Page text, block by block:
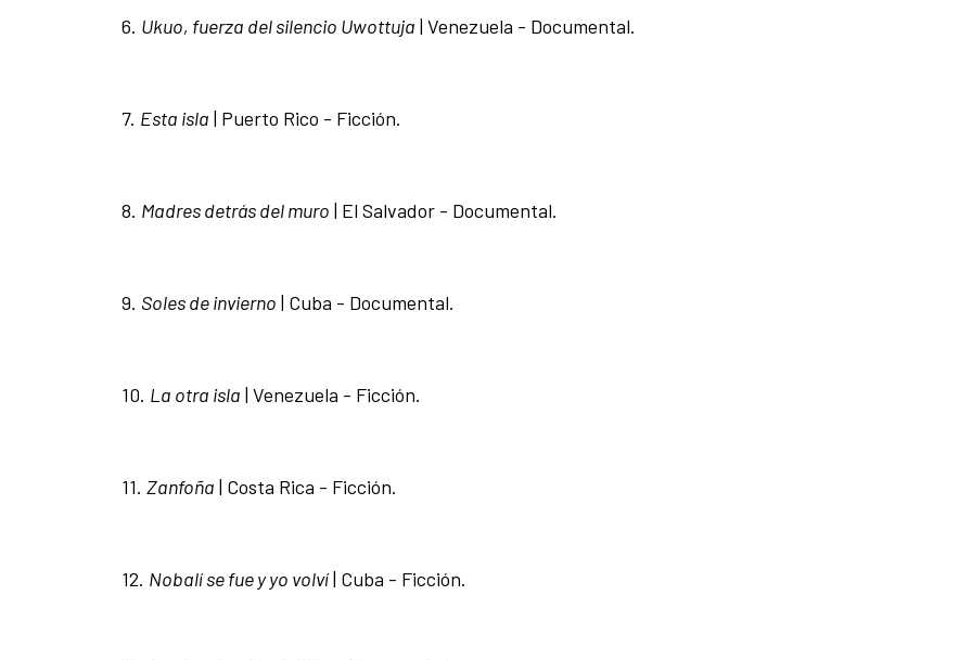
6. Ukuo, fuerza del silencio Uwottuja | Venezuela - Documental.
7. Esta isla | Puerto Rico - Ficción.
8. Madres detrás del muro | El Salvador - Documental.
9. Soles de invierno | Cuba - Documental.
10. La otra isla | Venezuela - Ficción.
11. Zanfoña | Costa Rica - Ficción.
12. Nobalí se fue y yo volví­| Cuba - Ficción.